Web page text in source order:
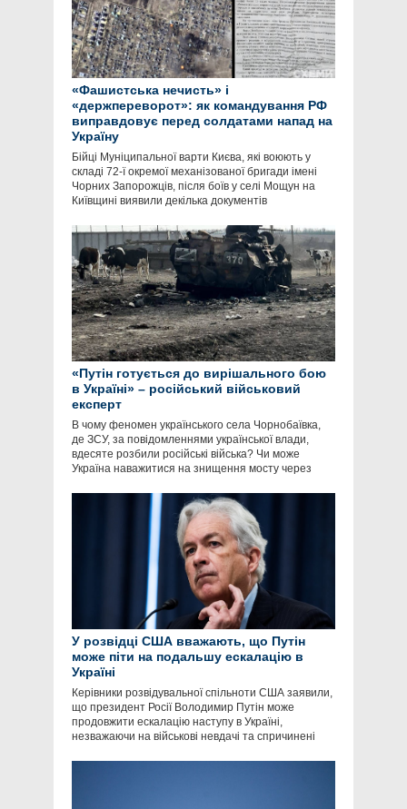
«Фашистська нечисть» і
«держпереворот»: як командування РФ
виправдовує перед солдатами напад на
Україну
Бійці Муніципальної варти Києва, які воюють у
складі 72-ї окремої механізованої бригади імені
Чорних Запорожців, після боїв у селі Мощун на
Київщині виявили декілька документів
«Путін готується до вирішального бою
в Україні» – російський військовий
експерт
В чому феномен українського села Чорнобаївка,
де ЗСУ, за повідомленнями української влади,
вдесяте розбили російські війська? Чи може
Україна наважитися на знищення мосту через
У розвідці США вважають, що Путін
може піти на подальшу ескалацію в
Україні
Керівники розвідувальної спільноти США заявили,
що президент Росії Володимир Путін може
продовжити ескалацію наступу в Україні,
незважаючи на військові невдачі та спричинені